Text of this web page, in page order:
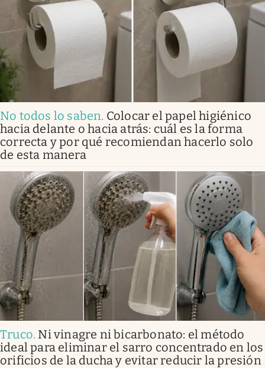
No todos lo saben. Colocar el papel higiénico
hacia delante o hacia atrás: cuál es la forma
correcta y por qué recomiendan hacerlo solo
de esta manera
Truco. Ni vinagre ni bicarbonato: el método
ideal para eliminar el sarro concentrado en los
orificios de la ducha y evitar reducir la presión